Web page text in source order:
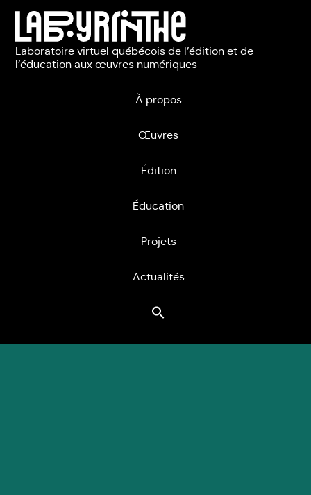
Laboratoire virtuel québécois de l’édition et de
l’éducation aux œuvres numériques
À propos
Œuvres
Édition
Éducation
Projets
Actualités